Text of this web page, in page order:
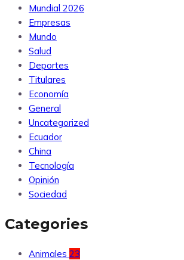
Mundial 2026
Empresas
Mundo
Salud
Deportes
Titulares
Economía
General
Uncategorized
Ecuador
China
Tecnología
Opinión
Sociedad
Categories
Animales 23